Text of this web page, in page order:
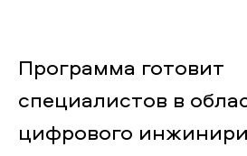
Программа готовит
специалистов в
цифрового